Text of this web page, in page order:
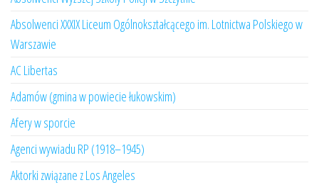
Absolwenci XXXIX Liceum Ogólnokształcącego im. Lotnictwa Polskiego w
Warszawie
AC Libertas
Adamów (gmina w powiecie łukowskim)
Afery w sporcie
Agenci wywiadu RP (1918–1945)
Aktorki związane z Los Angeles